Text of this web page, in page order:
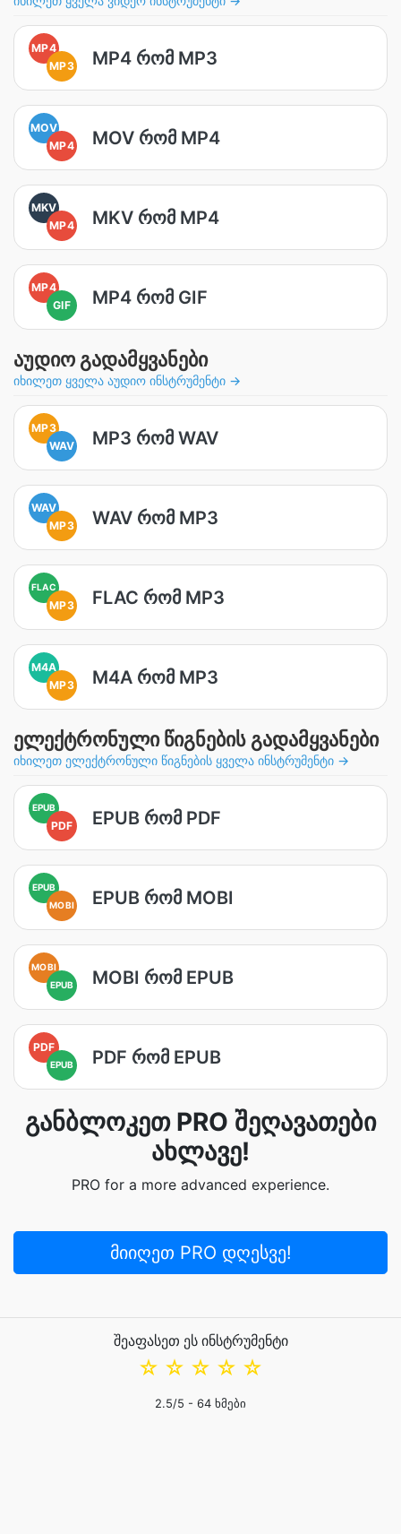
MP4
MP3
MP4 რომ MP3
MOV
MP4
MOV რომ MP4
MKV
MP4
MKV რომ MP4
MP4
GIF
MP4 რომ GIF
აუდიო გადამყვანები
იხილეთ ყველა აუდიო ინსტრუმენტი →
MP3
WAV
MP3 რომ WAV
WAV
MP3
WAV რომ MP3
FLAC
MP3 FLAC რომ MP3
M4A
MP3
M4A რომ MP3
ელექტრონული წიგნების გადამყვანები
იხილეთ ელექტრონული წიგნების ყველა ინსტრუმენტი →
EPUB
PDF EPUB რომ PDF
EPUB
MOBI
EPUB რომ MOBI
MOBI
EPUB
MOBI რომ EPUB
PDF
EPUB PDF რომ EPUB
განბლოკეთ PRO შეღავათები
ახლავე!
PRO for a more advanced experience.
მიიღეთ PRO დღესვე!
შეაფასეთ ეს ინსტრუმენტი
☆
☆
☆
☆
☆
2.5/5 - 64 ხმები